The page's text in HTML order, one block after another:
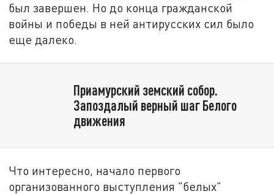
был завершен. Но до конца гражданской
войны и победы в ней антирусских сил было
еще далеко.
Приамурский земский собор.
Запоздалый верный шаг Белого
движения
Что интересно, начало первого
организованного выступления "белых"